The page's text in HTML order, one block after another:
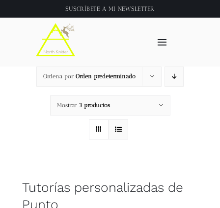
al
SUSCRÍBETE A MI NEWSLETTER
Toggle
Inicio
About
Tienda
Videos
Ordena por Orden predeterminado
Mostrar 3 productos
Tutorías personalizadas de
Punto